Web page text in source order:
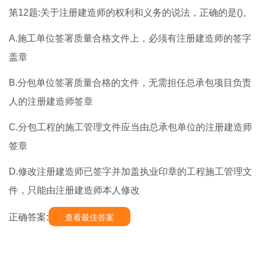
第12题:关于注册建造师的权利和义务的说法，正确的是()。
A.施工单位签署质量合格文件上，必须有注册建造师的签字
盖章
B.分包单位签署质量合格的文件，无需担任总承包项目负责
人的注册建造师签章
C.分包工程的施工管理文件应当由总承包单位的注册建造师
签章
D.修改注册建造师已签字并加盖执业印章的工程施工管理文
件，只能由注册建造师本人修改
正确答案: 查看最佳答案